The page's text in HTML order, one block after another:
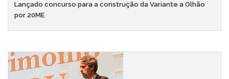
Lançado concurso para a construção da Variante a Olhão
por 20ME